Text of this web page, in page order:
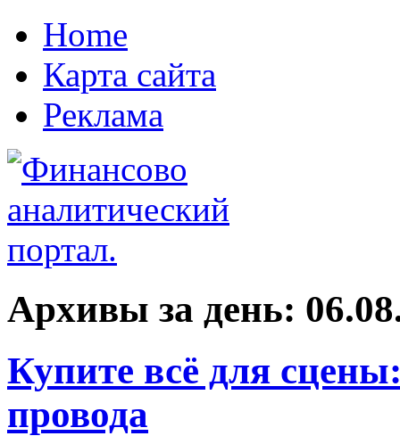
Home
Карта сайта
Реклама
Архивы за день:
Купите всё для
провода